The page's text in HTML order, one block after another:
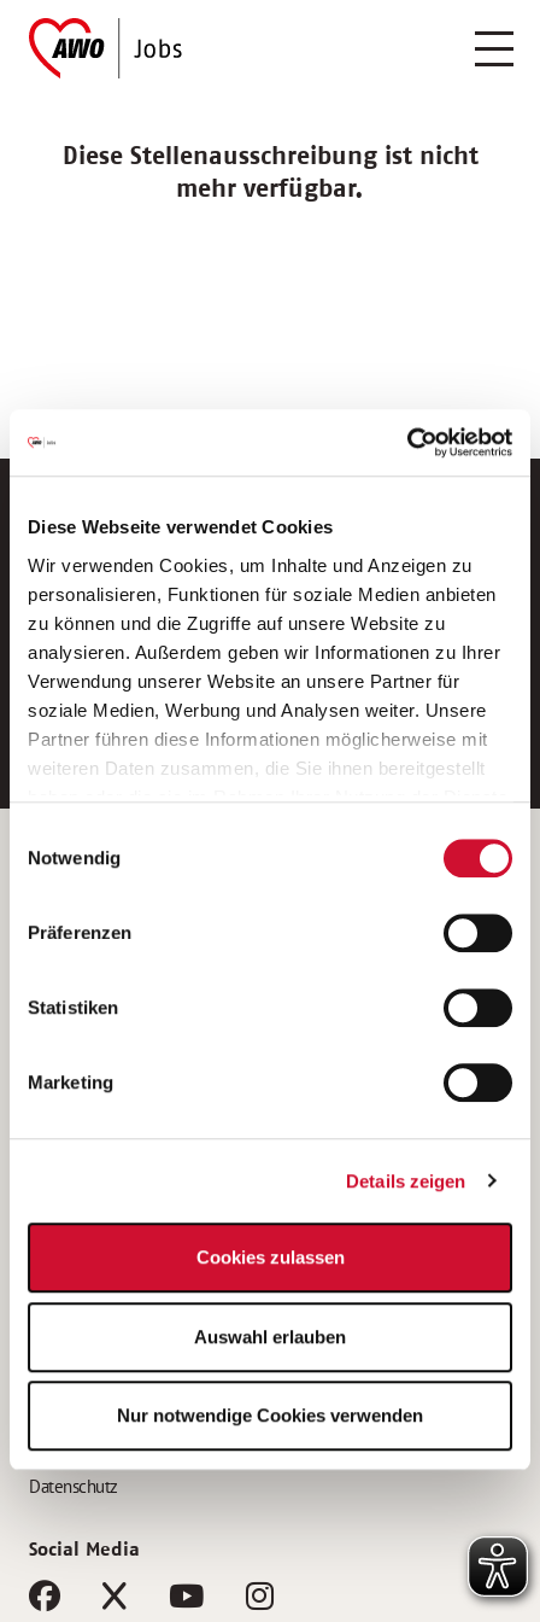
Diese Webseite verwendet Cookies
Wir verwenden Cookies, um Inhalte und Anzeigen zu
personalisieren, Funktionen für soziale Medien anbieten
zu können und die Zugriffe auf unsere Website zu
analysieren. Außerdem geben wir Informationen zu Ihrer
Verwendung unserer Website an unsere Partner für
soziale Medien, Werbung und Analysen weiter. Unsere
Partner führen diese Informationen möglicherweise mit
weiteren Daten zusammen, die Sie ihnen bereitgestellt
Wenn Sie auf „Cookies zulassen“ klicken, so stimmen
Sie der Speicherung sämtlicher Cookies zu. Sie können
Ihre Einwilligung selbstverständlich jederzeit widerrufen,
indem Sie die Cookie-Einstellungen aufrufen und diese
unsererDatenschutzerklärung
Notwendig
Präferenzen
Statistiken
Marketing
Details zeigen
Cookies zulassen
Auswahl erlauben
Nur notwendige Cookies verwenden
Diese Stellenausschreibung ist nicht
mehr verfügbar.
Neue Stellen per E-Mail.
Ein kostenloser Service von AWO
Jobs.
E-Mail-Adresse eintragen
Betreiber der Webseite
Kantstraße 45a
(Ein Tochterunternehmen des AWO Bezirksverbandes Unterfranken
e.V.)
Bewerbung als Altenpflegehelfer*in
Bewerbung als Erzieher*in
AWO Gliederungen nach Bundesland
Impressum
Datenschutz
Social Media